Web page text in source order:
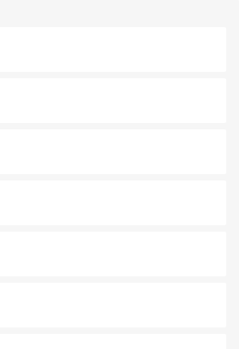
ーズは地元の風情を楽しめる外せないスポット